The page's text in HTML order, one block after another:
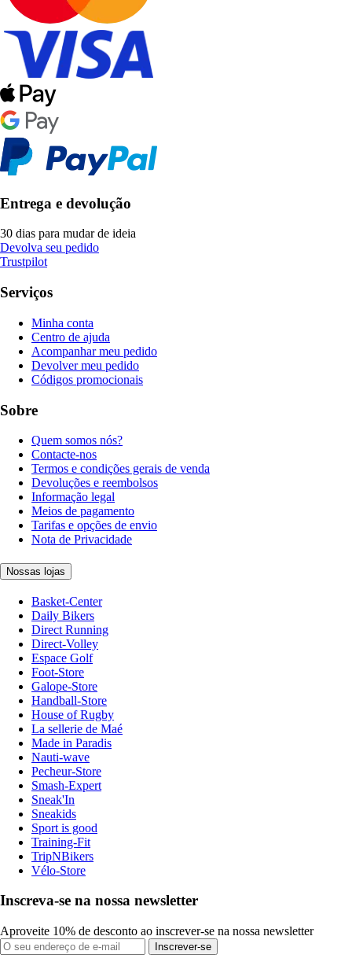
Entrega e devolução
30 dias para mudar de ideia
Devolva seu pedido
Trustpilot
Serviços
Minha conta
Centro de ajuda
Acompanhar meu pedido
Devolver meu pedido
Códigos promocionais
Sobre
Quem somos nós?
Contacte-nos
Termos e condições gerais de venda
Devoluções e reembolsos
Informação legal
Meios de pagamento
Tarifas e opções de envio
Nota de Privacidade
Nossas lojas
Basket-Center
Daily Bikers
Direct Running
Direct-Volley
Espace Golf
Foot-Store
Galope-Store
Handball-Store
House of Rugby
La sellerie de Maé
Made in Paradis
Nauti-wave
Pecheur-Store
Smash-Expert
Sneak'In
Sneakids
Sport is good
Training-Fit
TripNBikers
Vélo-Store
Inscreva-se na nossa newsletter
Aproveite 10% de desconto ao inscrever-se na nossa newsletter
Inscrever-se